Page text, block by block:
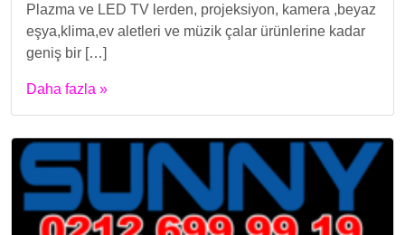
Plazma ve LED TV lerden, projeksiyon, kamera ,beyaz
eşya,klima,ev aletleri ve müzik çalar ürünlerine kadar
geniş bir […]
Daha fazla »